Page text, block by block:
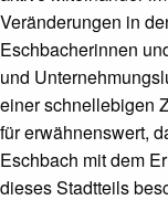
Veränderungen in
Eschbacherinnen
und
einer schnellebigen
für erwähnenswert,
Eschbach mit dem
dieses Stadtteils